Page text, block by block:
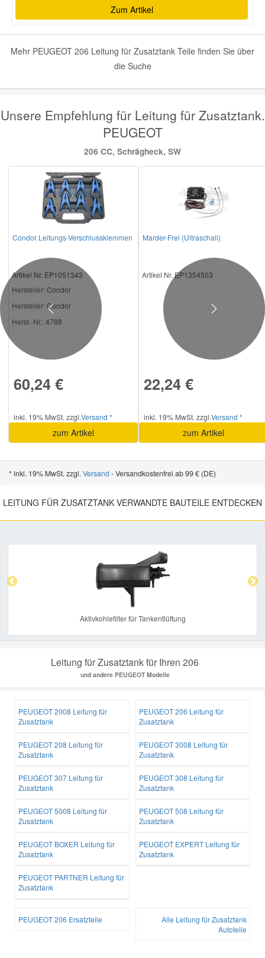
Zum Artikel
Mehr PEUGEOT 206 Leitung für Zusatztank Teile finden Sie über
die Suche
Unsere Empfehlung für Leitung für Zusatztank.
PEUGEOT
206 CC, Schrägheck, SW
Condor Leitungs-Verschlussklemmen
Artikel Nr. EP1051343
Hersteller: Condor
Hersteller: Condor
Herst.-Nr.: 4788
60,24 €
inkl. 19% MwSt. zzgl.Versand *
zum Artikel
Marder-Frei (Ultraschall)
Artikel Nr. EP1354503
22,24 €
inkl. 19% MwSt. zzgl.Versand *
zum Artikel
Previous Next
* inkl. 19% MwSt. zzgl. Versand - Versandkostenfrei ab 99 € (DE)
LEITUNG FÜR ZUSATZTANK VERWANDTE BAUTEILE ENTDECKEN
Aktivkohlefilter für Tankentlüftung
Leitung für Zusatztank für Ihren 206
und andere PEUGEOT Modelle
PEUGEOT 2008 Leitung für
Zusatztank
PEUGEOT 206 Leitung für
Zusatztank
PEUGEOT 208 Leitung für
Zusatztank
PEUGEOT 3008 Leitung für
Zusatztank
PEUGEOT 307 Leitung für
Zusatztank
PEUGEOT 308 Leitung für
Zusatztank
PEUGEOT 5008 Leitung für
Zusatztank
PEUGEOT 508 Leitung für
Zusatztank
PEUGEOT BOXER Leitung für
Zusatztank
PEUGEOT EXPERT Leitung für
Zusatztank
PEUGEOT PARTNER Leitung für
Zusatztank
PEUGEOT 206 Ersatzteile
Alle Leitung für Zusatztank
Autoteile